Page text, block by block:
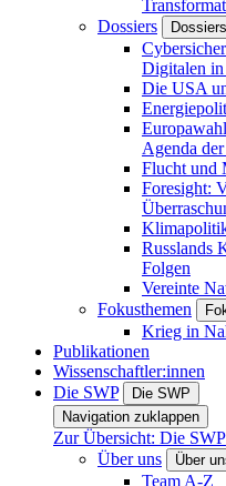
Dossiers
Dossiers
Digitalen
Die USA
Agenda
Flucht und
Foresight:
Russlands
Folgen
Vereinte
Fokusthemen
Krieg in
Publikationen
Wissenschaftler:innen
Die SWP
Die SWP
Navigation zuklappen
Zur Übersicht: Die SWP
Über uns
Über
Team A-Z